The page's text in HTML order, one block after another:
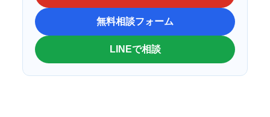
無料相談フォーム
LINEで相談